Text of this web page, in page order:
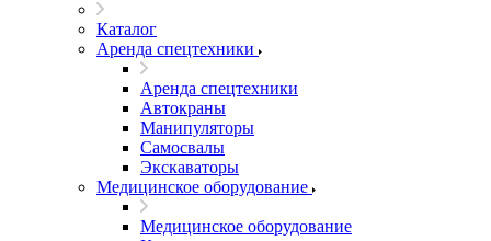
Каталог
Аренда спецтехники
Аренда спецтехники
Автокраны
Манипуляторы
Самосвалы
Экскаваторы
Медицинское оборудование
Медицинское оборудование